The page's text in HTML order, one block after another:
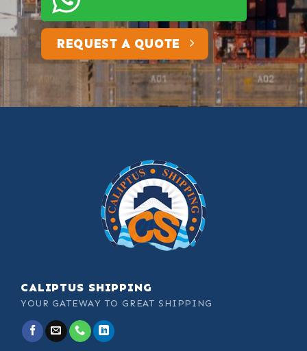
REQUEST A QUOTE
CALIPTUS SHIPPING
YOUR GATEWAY TO GREAT SHIPPING